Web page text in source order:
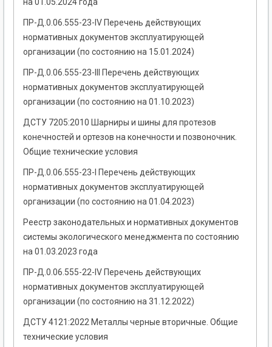
на 01.05.2024 года
ПР-Д.0.06.555-23-ІV Перечень действующих
нормативных документов эксплуатирующей
организации (по состоянию на 15.01.2024)
ПР-Д.0.06.555-23-ІІІ Перечень действующих
нормативных документов эксплуатирующей
организации (по состоянию на 01.10.2023)
ДСТУ 7205:2010 Шарниры и шины для протезов
конечностей и ортезов на конечности и позвоночник.
Общие технические условия
ПР-Д.0.06.555-23-І Перечень действующих
нормативных документов эксплуатирующей
организации (по состоянию на 01.04.2023)
Реестр законодательных и нормативных документов
системы экологического менеджмента по состоянию
на 01.03.2023 года
ПР-Д.0.06.555-22-IV Перечень действующих
нормативных документов эксплуатирующей
организации (по состоянию на 31.12.2022)
ДСТУ 4121:2022 Металлы черные вторичные. Общие
технические условия